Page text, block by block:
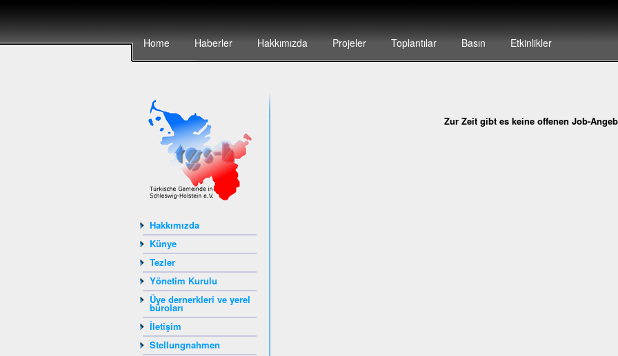
Home Haberler Hakkımızda Projeler Toplantılar Basın Etkinlikler
Hakkımızda
Künye
Tezler
Yönetim Kurulu
Üye dernerkleri ve yerel
büroları
İletişim
Stellungnahmen
Zur Zeit gibt es keine offenen Job-